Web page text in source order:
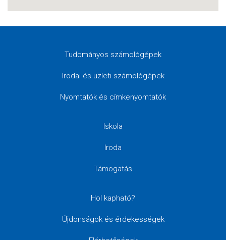
Tudományos számológépek
Irodai és üzleti számológépek
Nyomtatók és címkenyomtatók
Iskola
Iroda
Támogatás
Hol kapható?
Újdonságok és érdekességek